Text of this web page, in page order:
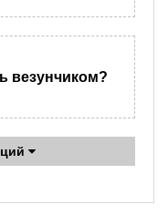
везунчиком?